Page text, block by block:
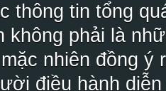
thông tin tổng
không phải là
nhiên đồng ý
điều hành